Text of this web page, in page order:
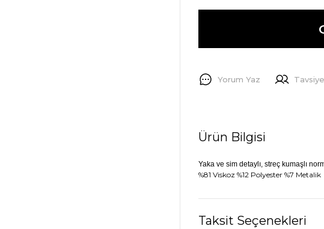
Yorum Yaz
Ürün Bilgisi
Yaka ve sim detaylı, streç kumaşlı
%81 Viskoz %12 Polyester %7 Metalik
Taksit Seçenekleri